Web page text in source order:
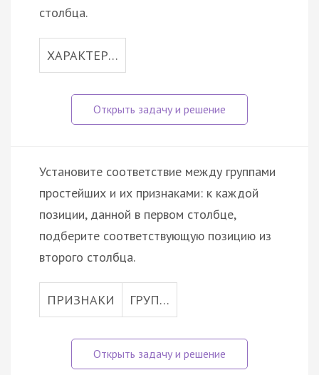
столбца.
ХАРАКТЕР…
Установите соответствие между группами
простейших и их признаками: к каждой
позиции, данной в первом столбце,
подберите соответствующую позицию из
второго столбца.
ПРИЗНАКИ ГРУП…